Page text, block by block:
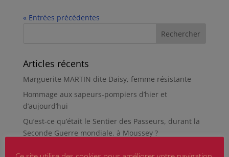
« Entrées précédentes
Articles récents
Marguerite MARTIN dite Daisy, femme résistante
Hommage aux sapeurs-pompiers d’hier et
d’aujourd’hui
Qu’est-ce qu’était le Sentier des Passeurs, durant la
Seconde Guerre mondiale, à Moussey ?